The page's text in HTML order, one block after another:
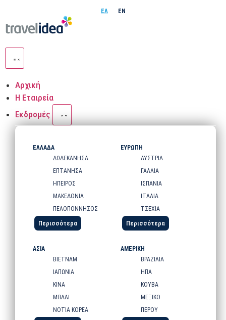
ΕΛ EN
Αρχική
Η Εταιρεία
Εκδρομές
ΕΛΛΑΔΑ
ΔΩΔΕΚΑΝΗΣΑ
ΕΠΤΑΝΗΣΑ
ΗΠΕΙΡΟΣ
ΜΑΚΕΔΟΝΙΑ
ΠΕΛΟΠΟΝΝΗΣΟΣ
Περισσότερα
ΕΥΡΩΠΗ
ΑΥΣΤΡΙΑ
ΓΑΛΛΙΑ
ΙΣΠΑΝΙΑ
ΙΤΑΛΙΑ
ΤΣΕΧΙΑ
Περισσότερα
ΑΣΙΑ
ΒΙΕΤΝΑΜ
ΙΑΠΩΝΙΑ
ΚΙΝΑ
ΜΠΑΛΙ
ΝΟΤΙΑ ΚΟΡΕΑ
ΑΜΕΡΙΚΗ
ΒΡΑΖΙΛΙΑ
ΗΠΑ
ΚΟΥΒΑ
ΜΕΞΙΚΟ
ΠΕΡΟΥ